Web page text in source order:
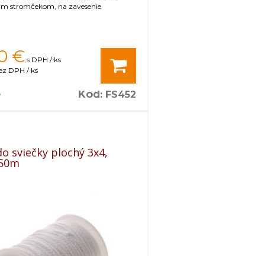
stromčekom, na zavesenie
€ s DPH / ks
DPH / ks
Kód: FS452
sviečky plochý 3x4,